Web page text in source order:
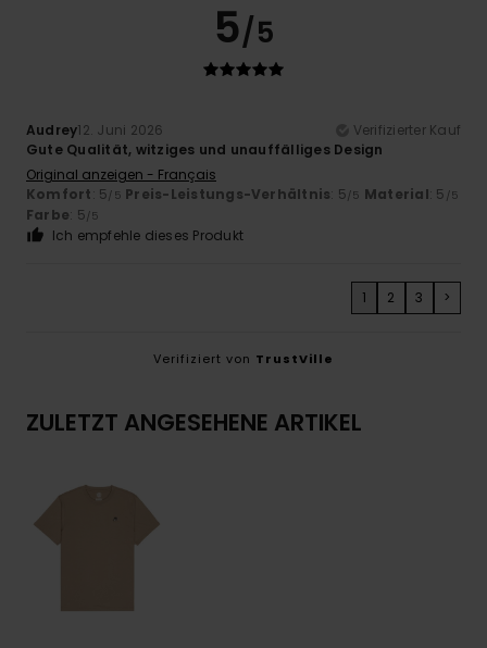
5/5
Audrey12. Juni 2026
Verifizierter Kauf
Gute Qualität, witziges und unauffälliges Design
Original anzeigen - Français
Komfort: 5/5 Preis-Leistungs-Verhältnis: 5/5 Material: 5 /5
Farbe: 5/5
Ich empfehle dieses Produkt
1 2 3 >
Verifiziert von TrustVille
ZULETZT ANGESEHENE ARTIKEL